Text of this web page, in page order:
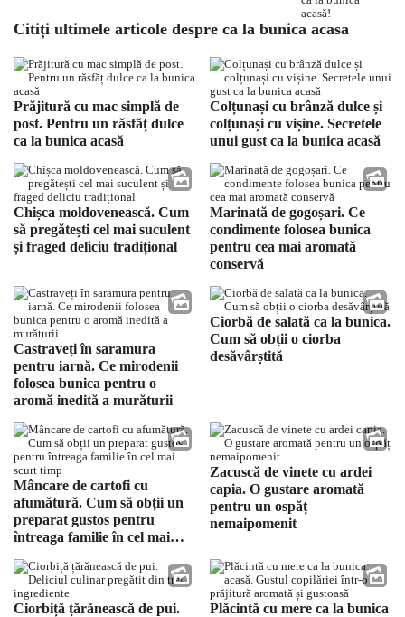
Citiți ultimele articole despre ca la bunica acasa
Prăjitură cu mac simplă de
post. Pentru un răsfăț dulce
ca la bunica acasă
Colțunași cu brânză dulce și
colțunași cu vișine. Secretele
unui gust ca la bunica acasă
Chișca moldovenească. Cum
să pregătești cel mai suculent
și fraged deliciu tradițional
Marinată de gogoșari. Ce
condimente folosea bunica
pentru cea mai aromată
conservă
Castraveți în saramura
pentru iarnă. Ce mirodenii
folosea bunica pentru o
aromă inedită a murăturii
Ciorbă de salată ca la bunica.
Cum să obții o ciorba
desăvârștită
Mâncare de cartofi cu
afumătură. Cum să obții un
preparat gustos pentru
întreaga familie în cel mai
Zacuscă de vinete cu ardei
capia. O gustare aromată
pentru un ospăț
nemaipomenit
Ciorbiță țărănească de pui.
Plăcintă cu mere ca la bunica